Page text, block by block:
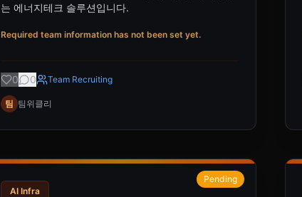
는 에너지테크 솔루션입니다.
Required team information has not been set yet.
0 0 Team Recruiting
팀 팀위클리
Pending
AI Infra